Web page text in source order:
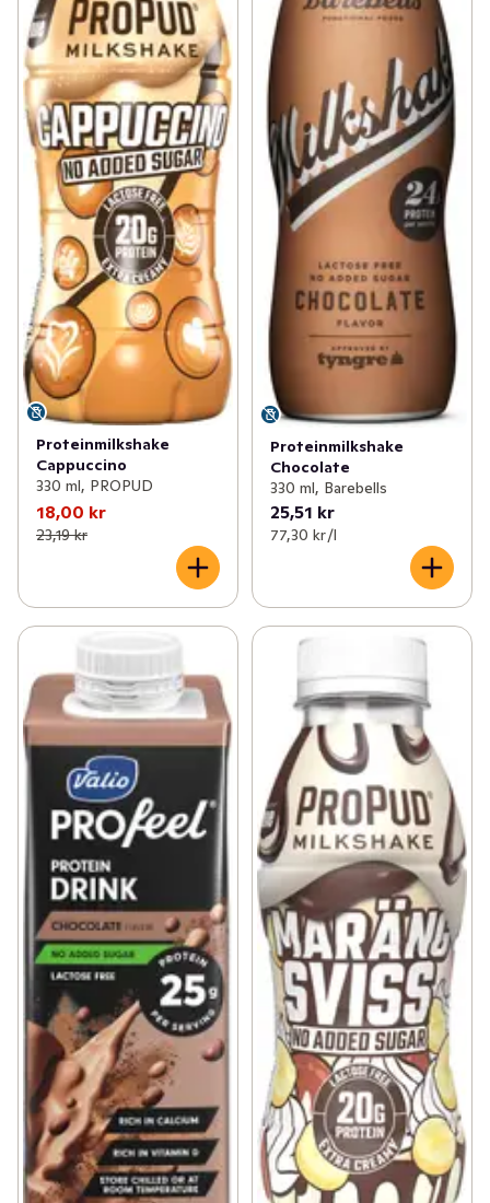
Proteinmilkshake
Cappuccino
330 ml, PROPUD
18,00 kr
23,19 kr
Proteinmilkshake
Chocolate
330 ml, Barebells
25,51 kr
77,30 kr /l